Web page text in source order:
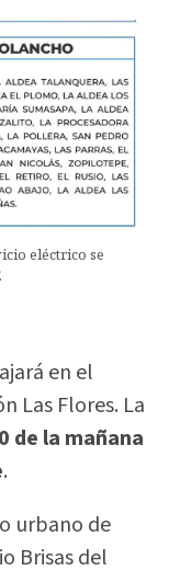
eléctrico se
en el
Las Flores. La
de la mañana
.
urbano de
Brisas del